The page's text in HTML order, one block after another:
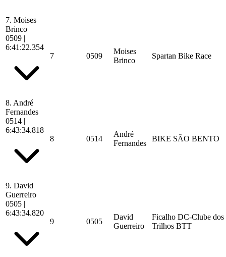
7. Moises
Brinco
0509 |
6:41:22.354
7
0509
Moises
Brinco
Spartan Bike Race
8. André
Fernandes
0514 |
6:43:34.818
8
0514
André
Fernandes
BIKE SÃO BENTO
9. David
Guerreiro
0505 |
6:43:34.820
9
0505
David
Guerreiro
Ficalho DC-Clube dos
Trilhos BTT